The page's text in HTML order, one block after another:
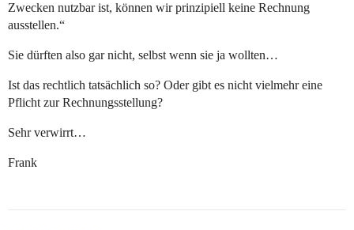
Zwecken nutzbar ist, können wir prinzipiell keine Rechnung
ausstellen.“
Sie dürften also gar nicht, selbst wenn sie ja wollten…
Ist das rechtlich tatsächlich so? Oder gibt es nicht vielmehr eine
Pflicht zur Rechnungsstellung?
Sehr verwirrt…
Frank